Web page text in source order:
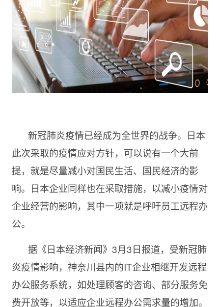
新冠肺炎疫情已经成为全世界的战争。日本
此次采取的疫情应对方针，可以说有一个大前
提，就是尽量减小对国民生活、国民经济的影
响。日本企业同样也在采取措施，以减小疫情对
企业经营的影响，其中一项就是呼吁员工远程办
公。
据《日本经济新闻》 3月3日报道，受新冠肺
炎疫情影响，神奈川县内的IT企业相继开发远程
办公服务系统，如处理顾客的咨询、部分服务免
费开放等，以适应企业远程办公需求量的增加。